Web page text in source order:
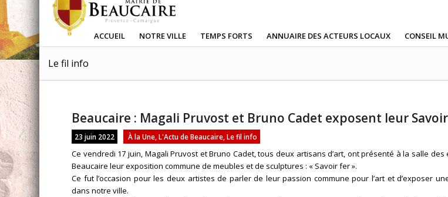
ACCUEIL NOTRE VILLE TEMPS FORTS ANNUAIRE DES ACTEURS LOCAUX CONSEIL
Le fil info
Beaucaire : Magali Pruvost et Bruno Cadet exposent leur Savoir
23 juin 2022 À la Une ,L'Actu de Beaucaire ,Le fil info
Ce vendredi 17 juin, Magali Pruvost et Bruno Cadet, tous deux artisans d’art, ont présenté à la salle
Beaucaire leur exposition commune de meubles et de sculptures : « Savoir fer ».
Ce fut l’occasion pour les deux artistes de parler de leur passion commune pour l’art et d’exposer
dans notre ville.